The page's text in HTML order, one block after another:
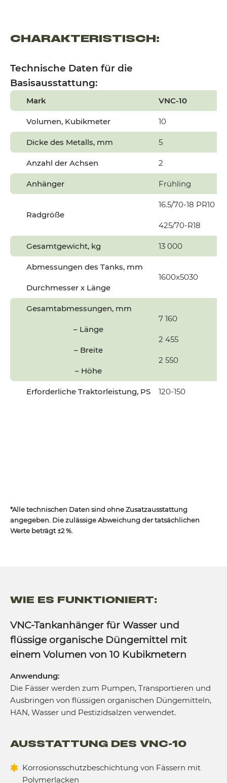
CHARAKTERISTISCH:
Technische Daten für die
Basisausstattung:
Mark VNC-10
Volumen, Kubikmeter 10
Dicke des Metalls, mm 5
Anzahl der Achsen 2
Anhänger Frühling
Radgröße
16.5/70-18 PR10
425/70-R18
Gesamtgewicht, kg 13 000
Abmessungen des Tanks, mm
Durchmesser x Länge
1600х5030
Gesamtabmessungen, mm
– Länge
– Breite
– Höhe
7 160
2 455
2 550
Erforderliche Traktorleistung, PS 120-150
*Alle technischen Daten sind ohne Zusatzausstattung
angegeben. Die zulässige Abweichung der tatsächlichen
Werte beträgt ±2 %.
WIE ES FUNKTIONIERT:
VNC-Tankanhänger für Wasser und
flüssige organische Düngemittel mit
einem Volumen von 10 Kubikmetern
Anwendung:
Die Fässer werden zum Pumpen, Transportieren und
Ausbringen von flüssigen organischen Düngemitteln,
HAN, Wasser und Pestizidsalzen verwendet.
AUSSTATTUNG DES VNC-10
Korrosionsschutzbeschichtung von Fässern mit
Polymerlacken